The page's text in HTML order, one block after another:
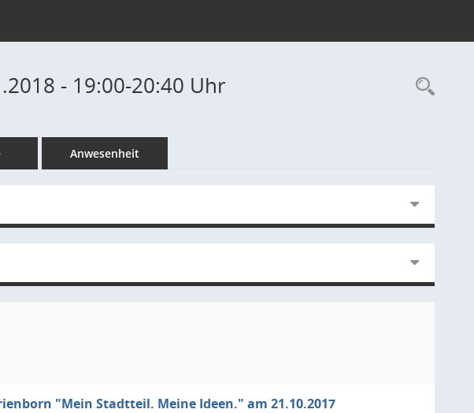
- 19:00-20:40 Uhr
Anwesenheit
"Mein Stadtteil. Meine Ideen." am 21.10.2017